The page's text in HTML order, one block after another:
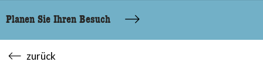
Planen Sie Ihren Besuch
zurück